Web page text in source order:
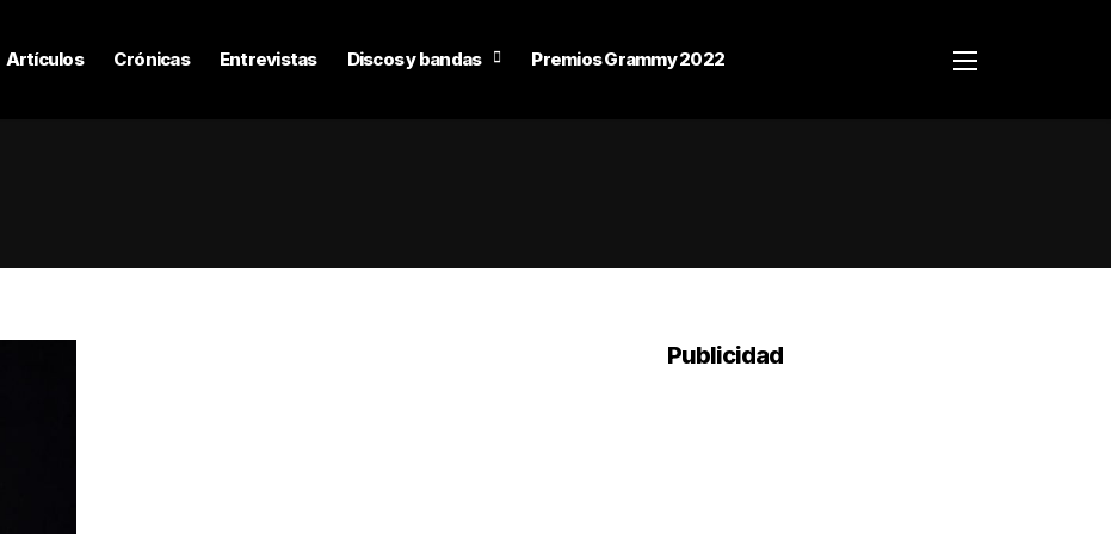
Artículos Crónicas Entrevistas Discos y bandas Premios Grammy 2022
Publicidad